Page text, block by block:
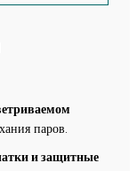
паров.
и защитные